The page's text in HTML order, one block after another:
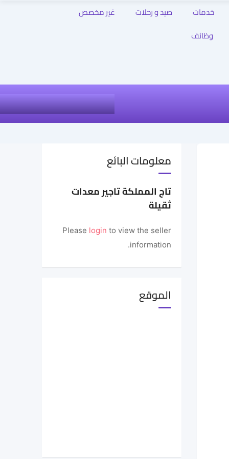
خدمات صيد و رحلات
غير مخصص
وظائف
معلومات البائع
تاج المملكة تاجير معدات
ثقيلة
Please login to view the seller
information.
الموقع